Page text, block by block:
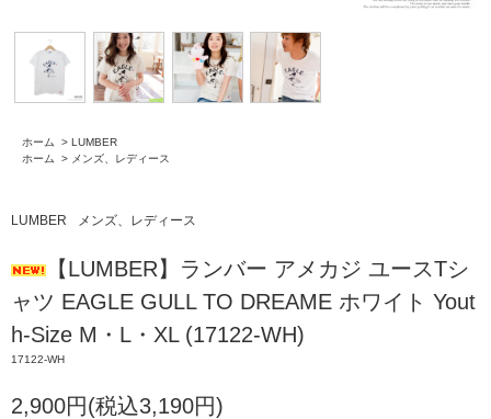
ホーム > LUMBER
ホーム
> メンズ、レディース
LUMBER メンズ、レディース
【LUMBER】ランバー アメカジ ユースTシ
ャツ EAGLE GULL TO DREAME ホワイト Yout
h-Size M・L・XL (17122-WH)
17122-WH
2,900円(税込3,190円)